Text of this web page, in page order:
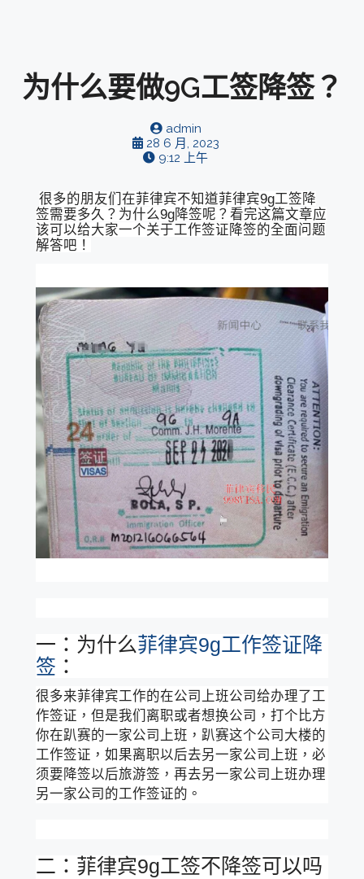
为什么要做9G工签降签？
admin
28 6 月, 2023
9:12 上午
很多的朋友们在菲律宾不知道菲律宾9g工签降
签需要多久？为什么9g降签呢？看完这篇文章应
该可以给大家一个关于工作签证降签的全面问题
解答吧！
一：为什么菲律宾9g工作签证降
签 ：
很多来菲律宾工作的在公司上班公司给办理了工
作签证，但是我们离职或者想换公司，打个比方
你在趴赛的一家公司上班，趴赛这个公司大楼的
工作签证，如果离职以后去另一家公司上班，必
须要降签以后旅游签，再去另一家公司上班办理
另一家公司的工作签证的。
二：菲律宾9g工签不降签可以吗